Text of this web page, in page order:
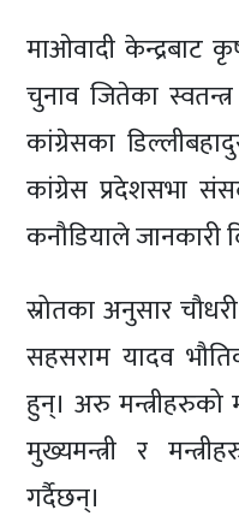
माओवादी केन्द्रबाट
चुनाव जितेका
कांग्रेसका
कांग्रेस प्रदेशसभा
कनौडियाले जानकारी
स्रोतका अनुसार
सहसराम यादव
हुन्। अरु मन्त्रीहरुको
मुख्यमन्त्री र
गर्दैछन्।